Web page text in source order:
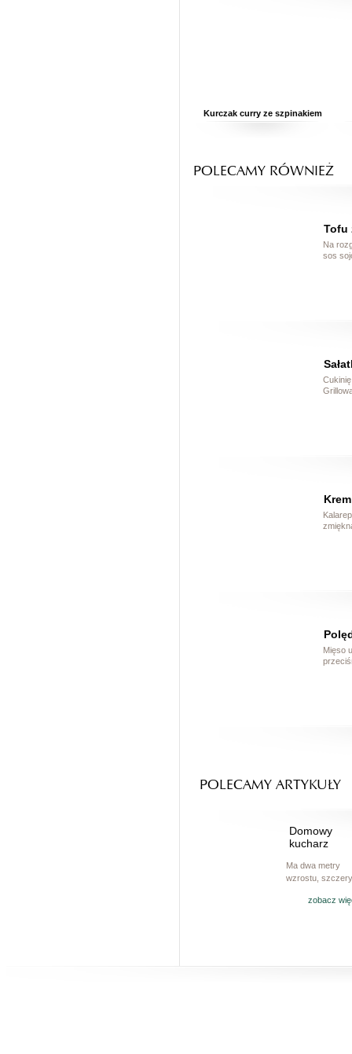
Kurczak curry ze szpinakiem
POLECAMY RÓWNIEŻ
Tofu
Na
sos
Mięso
POLECAMY ARTYKUŁY
Domowy
kucharz
Ma dwa metry
wzrostu,
zobacz